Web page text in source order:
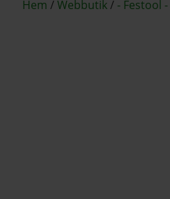
Hem /Webbutik/ - Festool -